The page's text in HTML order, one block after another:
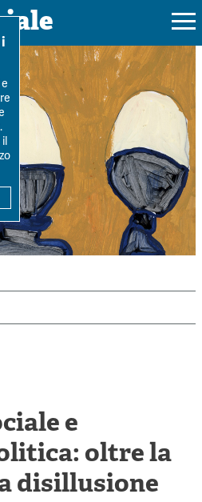
2021
2-2026
Economia sociale e
e
oltre la
disillusione
.
il